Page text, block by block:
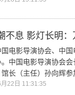
不息 影灯长明
国电影导演协会、中
。中国电影导演协会
馆长（主任）孙向辉
22日 11:31:35